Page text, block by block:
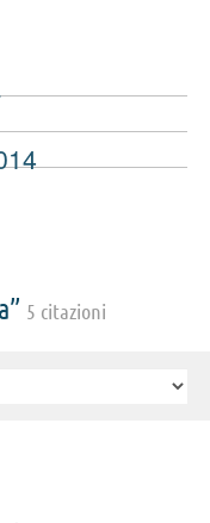
5 citazioni